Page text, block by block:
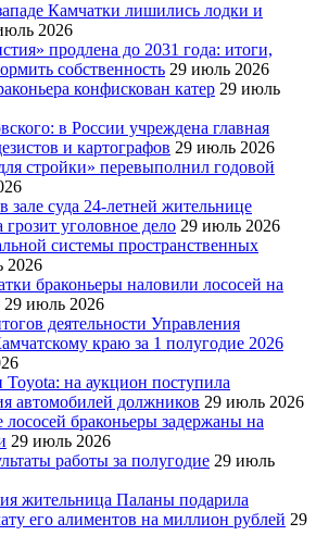
Камчатки лишились лодки и
2026
продлена до 2031 года: итоги,
собственность 29 июль 2026
конфискован катер 29 июль
в России учреждена главная
и картографов 29 июль 2026
стройки» перевыполнил годовой
зале суда 24-летней жительнице
уголовное дело 29 июль 2026
системы пространственных
2026
браконьеры наловили лососей на
29 июль 2026
деятельности Управления
краю за 1 полугодие 2026
Toyota: на аукцион поступила
автомобилей должников 29 июль 2026
браконьеры задержаны на
29 июль 2026
работы за полугодие 29 июль
жительница Паланы подарила
его алиментов на миллион рублей 29